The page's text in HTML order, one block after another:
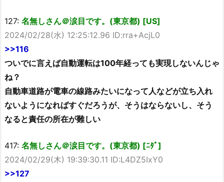
127: 名無しさん＠涙目です。(東京都) [US]
2024/02/28(水) 12:25:12.96 ID:rra+AcjL0
>>116
ついでに言えば自動運転は100年経っても実現しないんじゃ
ね？
自動車道路が電車の線路みたいになって人などが立ち入れ
ないようになればすぐだろうが、そうはならないし、そう
なると責任の所在が難しい
417: 名無しさん＠涙目です。(東京都) [ﾆﾀﾞ]
2024/02/29(木) 19:39:30.11 ID:L4DZ5IxY0
>>127